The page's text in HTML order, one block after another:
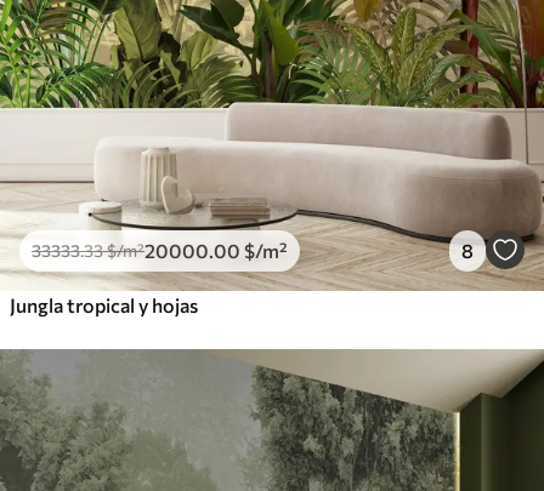
33333.33$/m²20000 .00 $/m² 8
Jungla tropical y hojas